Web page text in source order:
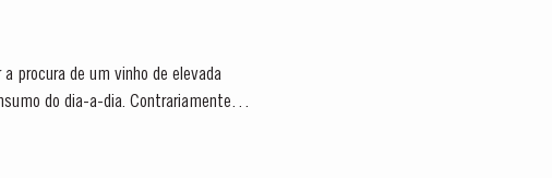
procura de um vinho de elevada
do dia-a-dia. Contrariamente ao